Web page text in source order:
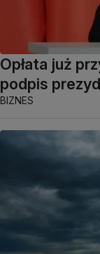
Opłata już
podpis
BIZNES